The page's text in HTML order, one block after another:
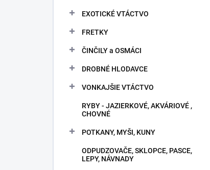
EXOTICKÉ VTÁCTVO
FRETKY
ČINČILY a OSMÁCI
DROBNÉ HLODAVCE
VONKAJŠIE VTÁCTVO
RYBY - JAZIERKOVÉ, AKVÁRIOVÉ ,
CHOVNÉ
POTKANY, MYŠI, KUNY
ODPUDZOVAČE, SKLOPCE, PASCE,
LEPY, NÁVNADY